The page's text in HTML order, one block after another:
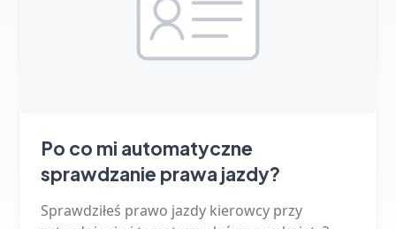
Po co mi automatyczne
sprawdzanie prawa jazdy?
Sprawdziłeś prawo jazdy kierowcy przy